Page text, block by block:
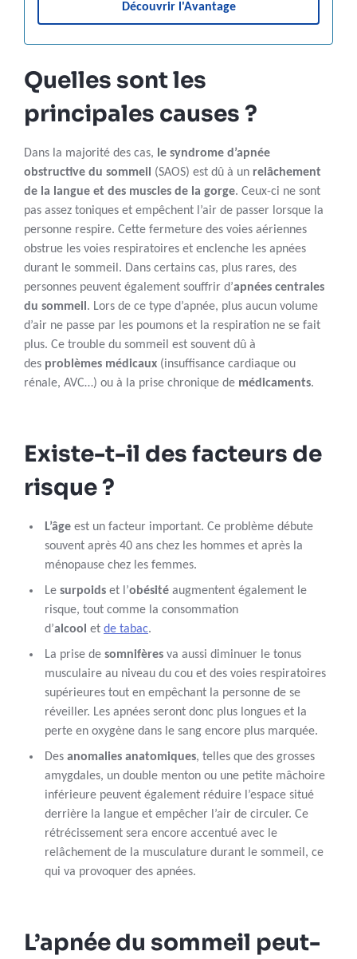
Découvrir l'Avantage
Quelles sont les
principales causes ?
Dans la majorité des cas, le syndrome d’apnée
obstructive du sommeil (SAOS) est dû à un relâchement
de la langue et des muscles de la gorge. Ceux-ci ne sont
pas assez toniques et empêchent l’air de passer lorsque la
personne respire. Cette fermeture des voies aériennes
obstrue les voies respiratoires et enclenche les apnées
durant le sommeil. Dans certains cas, plus rares, des
personnes peuvent également souffrir d’apnées centrales
du sommeil. Lors de ce type d’apnée, plus aucun volume
d’air ne passe par les poumons et la respiration ne se fait
plus. Ce trouble du sommeil est souvent dû à
des problèmes médicaux (insuffisance cardiaque ou
rénale, AVC…) ou à la prise chronique de médicaments.
Existe-t-il des facteurs de
risque ?
L’âge est un facteur important. Ce problème débute
souvent après 40 ans chez les hommes et après la
ménopause chez les femmes.
Le surpoids et l’obésité augmentent également le
risque, tout comme la consommation
d’alcool et de tabac.
La prise de somnifères va aussi diminuer le tonus
musculaire au niveau du cou et des voies respiratoires
supérieures tout en empêchant la personne de se
réveiller. Les apnées seront donc plus longues et la
perte en oxygène dans le sang encore plus marquée.
Des anomalies anatomiques, telles que des grosses
amygdales, un double menton ou une petite mâchoire
inférieure peuvent également réduire l’espace situé
derrière la langue et empêcher l’air de circuler. Ce
rétrécissement sera encore accentué avec le
relâchement de la musculature durant le sommeil, ce
qui va provoquer des apnées.
L’apnée du sommeil peut-